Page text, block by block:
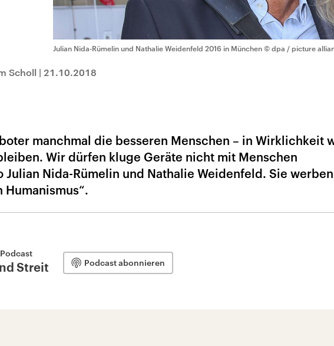
Julian Nida-Rümelin und Nathalie Weidenfeld 2016 in München © dpa / picture
Scholl | 21.10.2018
manchmal die besseren Menschen – in Wirklichkeit
Wir dürfen kluge Geräte nicht mit Menschen
Julian Nida-Rümelin und Nathalie Weidenfeld. Sie
Streit Podcast abonnieren